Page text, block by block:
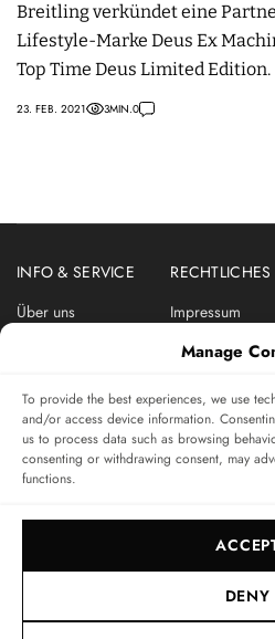
Manage
To provide the best experiences, we use
and/or access device information.
us to process data such as browsing
consenting or withdrawing consent, may
functions.
DENY
Breitling verkündet eine
Lifestyle-Marke Deus Ex
Top Time Deus Limited Edition.
23. FEB. 2021 3MIN.0
INFO & SERVICE
Über uns
RECHTLICHES
Impressum
ABONNIEREN SIE DEN
Das unabhängige Magazin für